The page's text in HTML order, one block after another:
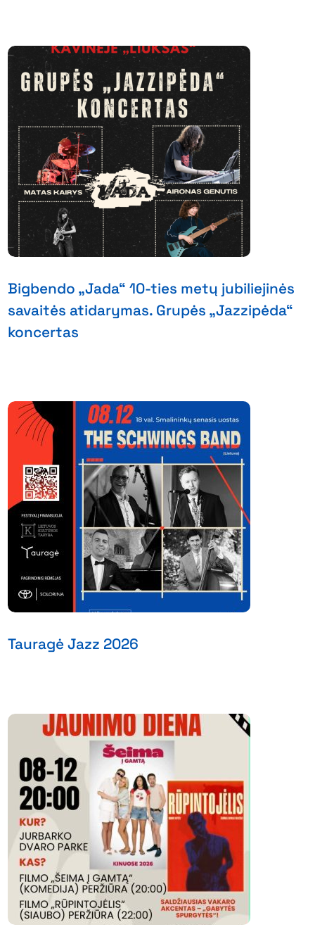
Bigbendo „Jada“ 10-ties metų jubiliejinės
savaitės atidarymas. Grupės „Jazzipėda“
koncertas
Tauragė Jazz 2026